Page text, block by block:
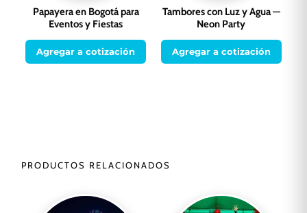
Papayera en Bogotá para
Eventos y Fiestas
Agregar a cotización
Tambores con Luz y Agua —
Neon Party
Agregar a cotización
PRODUCTOS RELACIONADOS